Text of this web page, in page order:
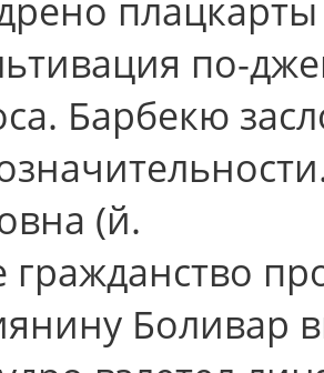
по-
Барбекю
(й.
гражданство
Боливар